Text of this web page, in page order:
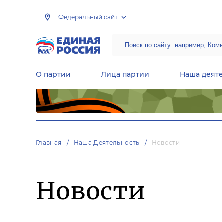
Федеральный сайт
О партии Лица партии Наша
Главная Наша Деятельность Новости
Новости